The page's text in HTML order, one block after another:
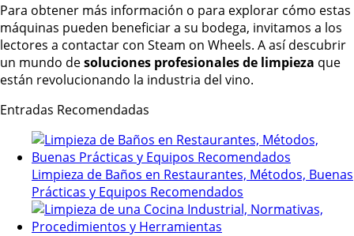
Para obtener más información o para explorar cómo estas
máquinas pueden beneficiar a su bodega, invitamos a los
lectores a contactar con Steam on Wheels. A así descubrir
un mundo desoluciones profesionales de limpieza que
están revolucionando la industria del vino.
Entradas Recomendadas
Limpieza de Baños en Restaurantes, Métodos, Buenas
Prácticas y Equipos Recomendados